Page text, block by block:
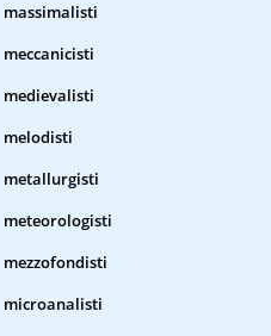
massimalisti
meccanicisti
medievalisti
melodisti
metallurgisti
meteorologisti
mezzofondisti
microanalisti